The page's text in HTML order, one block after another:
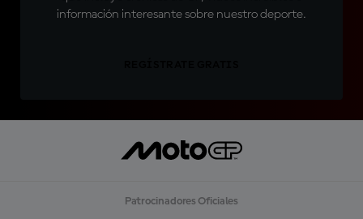
información interesante sobre nuestro deporte.
Patrocinadores Oficiales